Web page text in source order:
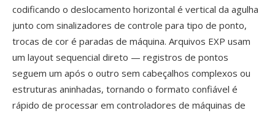
codificando o deslocamento horizontal é vertical da agulha
junto com sinalizadores de controle para tipo de ponto,
trocas de cor é paradas de máquina. Arquivos EXP usam
um layout sequencial direto — registros de pontos
seguem um após o outro sem cabeçalhos complexos ou
estruturas aninhadas, tornando o formato confiável é
rápido de processar em controladores de máquinas de